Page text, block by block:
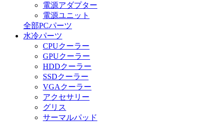
電源アダプター
電源ユニット
全部PCパーツ
水冷パーツ
CPUクーラー
GPUクーラー
HDDクーラー
SSDクーラー
VGAクーラー
アクセサリー
グリス
サーマルパッド